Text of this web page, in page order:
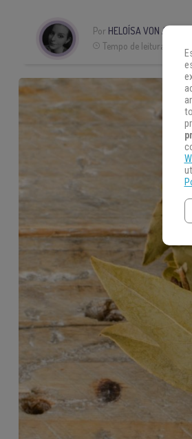
Por HELOÍSA VON AH
Tempo de leitura: